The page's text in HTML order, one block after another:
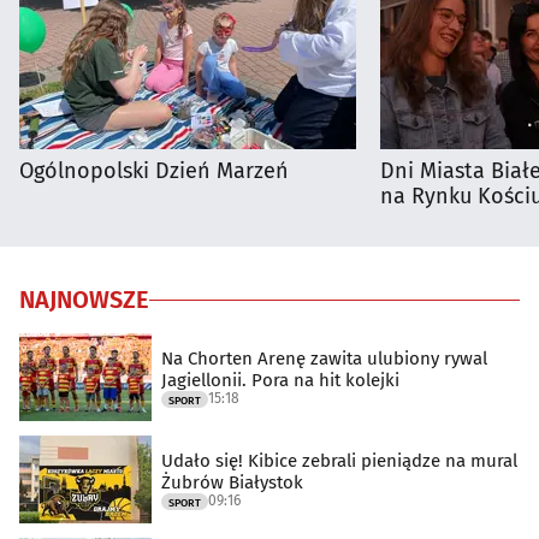
Ogólnopolski Dzień Marzeń
Dni Miasta
na Rynku
NAJNOWSZE
Na Chorten Arenę zawita ulubiony rywal
Jagiellonii. Pora na hit kolejki
SPORT 15:18
Udało się! Kibice zebrali pieniądze na mural
Żubrów Białystok
SPORT 09:16
Tworzenie profili w celu personalizacji treści
Wykorzystywanie profili w celu doboru
spersonalizowanych treści
Pomiar efektywności reklam
kombinacji danych z różnych źródeł
Rozwój i ulepszanie usług
Wykorzystywanie ograniczonych danych do
wyboru treści
Funkcje specjalne IAB:
Użycie dokładnych danych geolokalizacyjnych